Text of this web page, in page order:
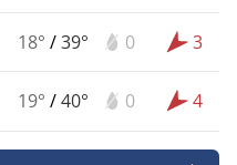
18° /39° 0 3
19° /40° 0 4